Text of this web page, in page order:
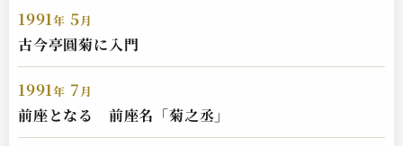
1991年 5月
古今亭圓菊に入門
1991年 7月
前座となる 前座名「菊之丞」